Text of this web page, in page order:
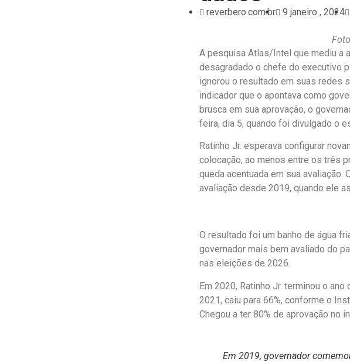
reverbero.com.br 9 janeiro , 2024
A pesquisa Atlas/Intel que mediu a
desagradado o chefe do executivo
ignorou o resultado em suas redes
indicador que o apontava como
brusca em sua aprovação, o
feira, dia 5, quando foi divulgado o
Ratinho Jr. esperava configurar
colocação, ao menos entre os três
queda acentuada em sua
avaliação desde 2019, quando ele
O resultado foi um banho de água
governador mais bem avaliado do
nas eleições de 2026.
Em 2020, Ratinho Jr. terminou o
2021, caiu para 66%, conforme o
Chegou a ter 80% de aprovação no
Em 2019, governador